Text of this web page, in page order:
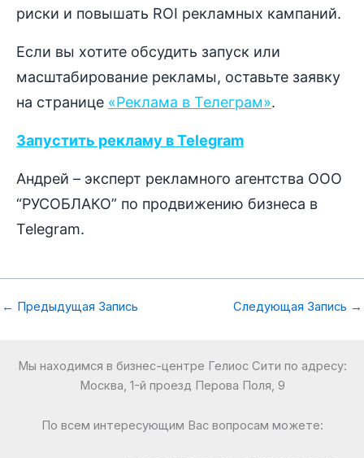
риски и повышать ROI рекламных кампаний.
Если вы хотите обсудить запуск или
масштабирование рекламы, оставьте заявку
на странице «Реклама в Телеграм».
Запустить рекламу в Telegram
Андрей – эксперт рекламного агентства ООО
“РУСОБЛАКО” по продвижению бизнеса в
Telegram.
← Предыдущая Запись Следующая Запись →
Мы находимся в бизнес-центре Гелиос Сити по адресу:
Москва, 1-й проезд Перова Поля, 9
По всем интересующим Вас вопросам можете: